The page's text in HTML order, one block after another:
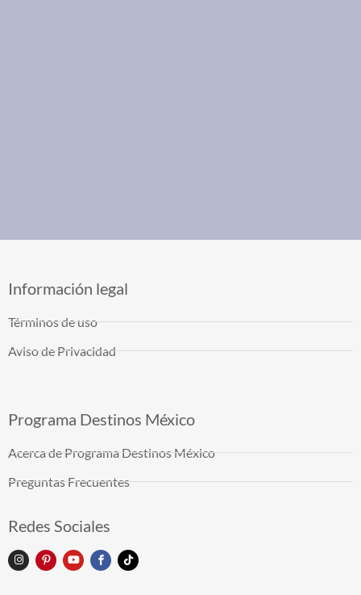
Información legal
Términos de uso
Aviso de Privacidad
Programa Destinos México
Acerca de Programa Destinos México
Preguntas Frecuentes
Redes Sociales